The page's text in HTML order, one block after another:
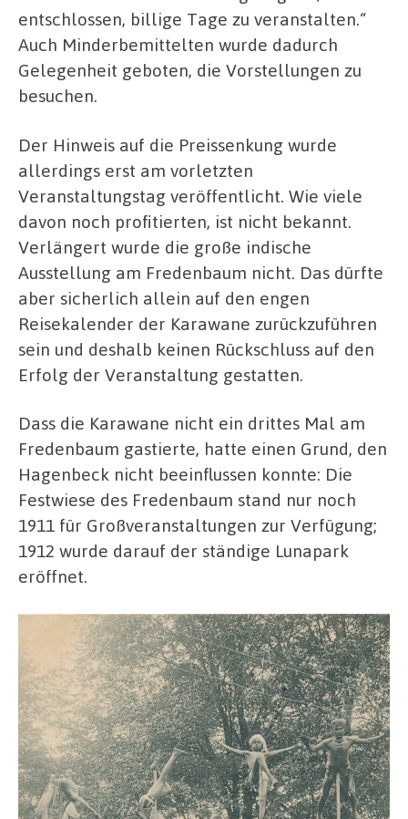
entschlossen, billige Tage zu veranstalten.“
Auch Minderbemittelten wurde dadurch
Gelegenheit geboten, die Vorstellungen zu
besuchen.
Der Hinweis auf die Preissenkung wurde
allerdings erst am vorletzten
Veranstaltungstag veröffentlicht. Wie viele
davon noch profitierten, ist nicht bekannt.
Verlängert wurde die große indische
Ausstellung am Fredenbaum nicht. Das dürfte
aber sicherlich allein auf den engen
Reisekalender der Karawane zurückzuführen
sein und deshalb keinen Rückschluss auf den
Erfolg der Veranstaltung gestatten.
Dass die Karawane nicht ein drittes Mal am
Fredenbaum gastierte, hatte einen Grund, den
Hagenbeck nicht beeinflussen konnte: Die
Festwiese des Fredenbaum stand nur noch
1911 für Großveranstaltungen zur Verfügung;
1912 wurde darauf der ständige Lunapark
eröffnet.